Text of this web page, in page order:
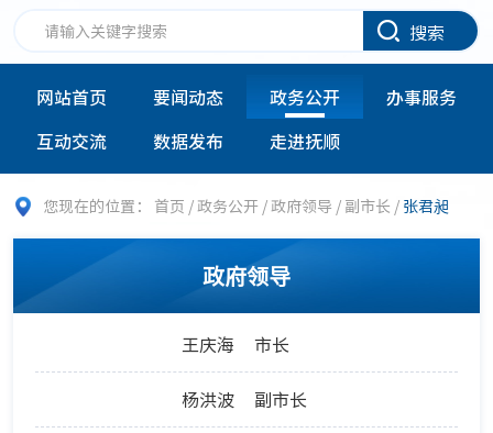
搜索
网站首页 要闻动态 政务公开
办事服务
互动交流
数据发布 走进抚顺
您现在的位置： 首页 /政务公开 /政府领导 / 副市长 / 张君昶
政府领导
王庆海 市长
杨洪波 副市长